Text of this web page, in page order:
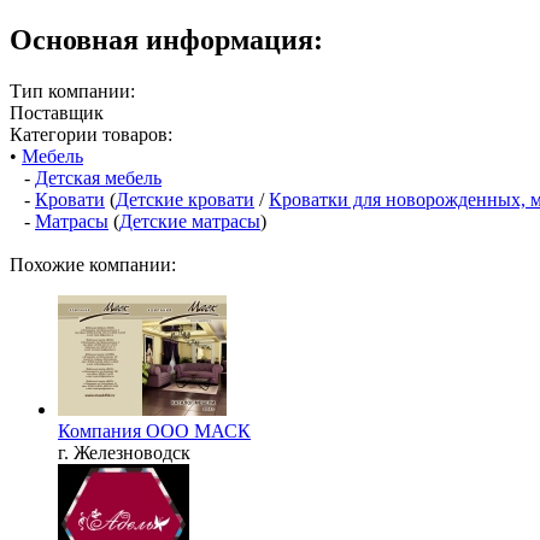
Основная информация:
Тип компании:
Поставщик
Категории товаров:
• Мебель
- Детская мебель
- Кровати (Детские кровати /Кроватки для новорожденных,
- Матрасы (Детские матрасы)
Похожие компании:
Компания ООО МАСК
г. Железноводск